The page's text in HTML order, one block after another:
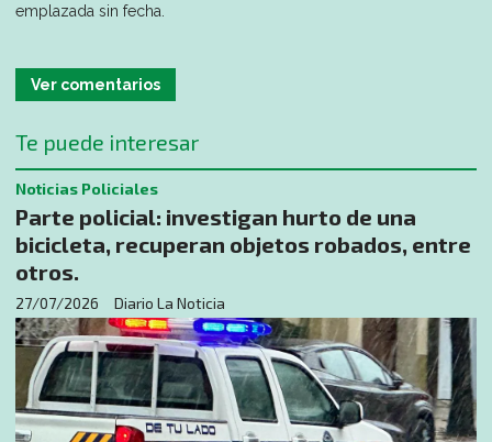
emplazada sin fecha.
Ver comentarios
Te puede interesar
Parte policial: investigan hurto de una
bicicleta, recuperan objetos robados, entre
otros.
Diario La Noticia
Noticias Policiales
27/07/2026